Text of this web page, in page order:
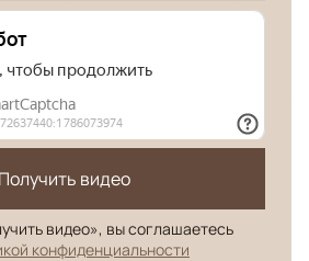
Получить видео
видео», вы соглашаетесь
конфиденциальности